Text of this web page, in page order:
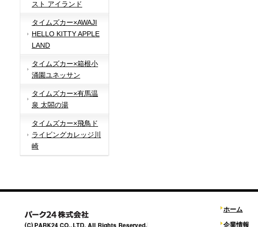
スト アイランド
タイムズカー×AWAJI
HELLO KITTY APPLE
LAND
タイムズカー×箱根小
涌園ユネッサン
タイムズカー×有馬温
泉 太閤の湯
タイムズカー×飛鳥ド
ライビングカレッジ川
崎
ホーム
企業情報